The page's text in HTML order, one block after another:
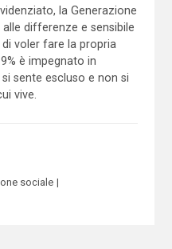
la Generazione
differenze e sensibile
di voler fare la propria
è impegnato in
sente escluso e non si
vive.
sociale